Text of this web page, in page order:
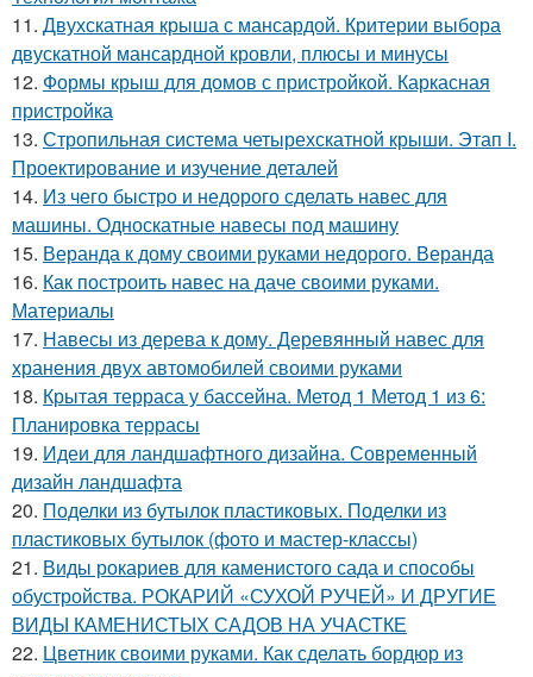
11. Двухскатная крыша с мансардой. Критерии выбора
двускатной мансардной кровли, плюсы и минусы
12. Формы крыш для домов с пристройкой. Каркасная
пристройка
13. Стропильная система четырехскатной крыши. Этап I.
Проектирование и изучение деталей
14. Из чего быстро и недорого сделать навес для
машины. Односкатные навесы под машину
15. Веранда к дому своими руками недорого. Веранда
16. Как построить навес на даче своими руками.
Материалы
17. Навесы из дерева к дому. Деревянный навес для
хранения двух автомобилей своими руками
18. Крытая терраса у бассейна. Метод 1 Метод 1 из 6:
Планировка террасы
19. Идеи для ландшафтного дизайна. Современный
дизайн ландшафта
20. Поделки из бутылок пластиковых. Поделки из
пластиковых бутылок (фото и мастер-классы)
21. Виды рокариев для каменистого сада и способы
обустройства. РОКАРИЙ «СУХОЙ РУЧЕЙ» И ДРУГИЕ
ВИДЫ КАМЕНИСТЫХ САДОВ НА УЧАСТКЕ
22. Цветник своими руками. Как сделать бордюр из